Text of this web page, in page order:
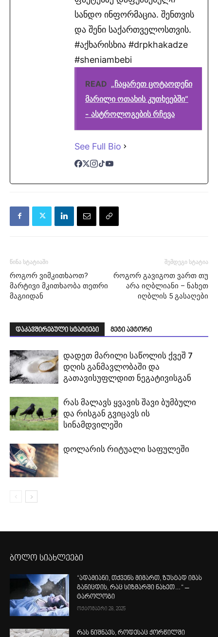
სანდო ინფორმაცია. შენთვის
და შენი საქართველოსთვის.
#აქხარისხია #drpkhakadze
#sheniambebi
READ „ჩაყარეთ ცოტაოდენი
მარილი ოთახის კუთხეებში“
- ასტროლოგების რჩევა
See Full Bio
წინა სტატიაში
როგორ ვიმკითხაოთ?
მარტივი მკითხაობა თეთრი
მაგიიდან
შემდეგი სტატია
როგორ გავიგოთ ვართ თუ
არა იღბლიანი – ნახეთ
იღბლის 5 გასაღები
დაკავშირებული სტატიები მეტი ავტორი
დადეთ მარილი საწოლის ქვეშ 7
დღის განმავლობაში და
გათავისუფლდით ნეგატივისგან
რას მალავს ყვავის შავი ბუმბული
და რისგან გვიცავს ის
სინამდვილეში
დოლარის რიტუალი საფულეში
ბოლო სიახლეები
“ადამიანი, თქვენს მიმართ, ზუსტად იმას
განიცდის, რაც სიზმარში ნახეთ…“ –
ტაროლოგი
ოქტომბერი 28, 2025
რას ნიშნავს, როდესაც ქორწილში